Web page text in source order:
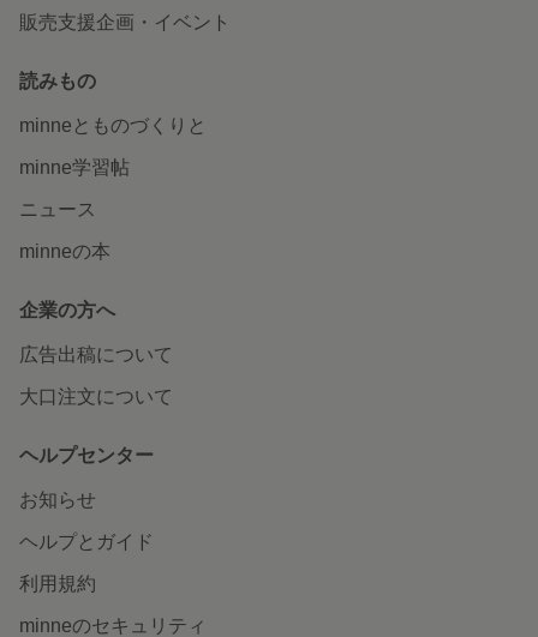
販売支援企画・イベント
読みもの
minneとものづくりと
minne学習帖
ニュース
minneの本
企業の方へ
広告出稿について
大口注文について
ヘルプセンター
お知らせ
ヘルプとガイド
利用規約
minneのセキュリティ